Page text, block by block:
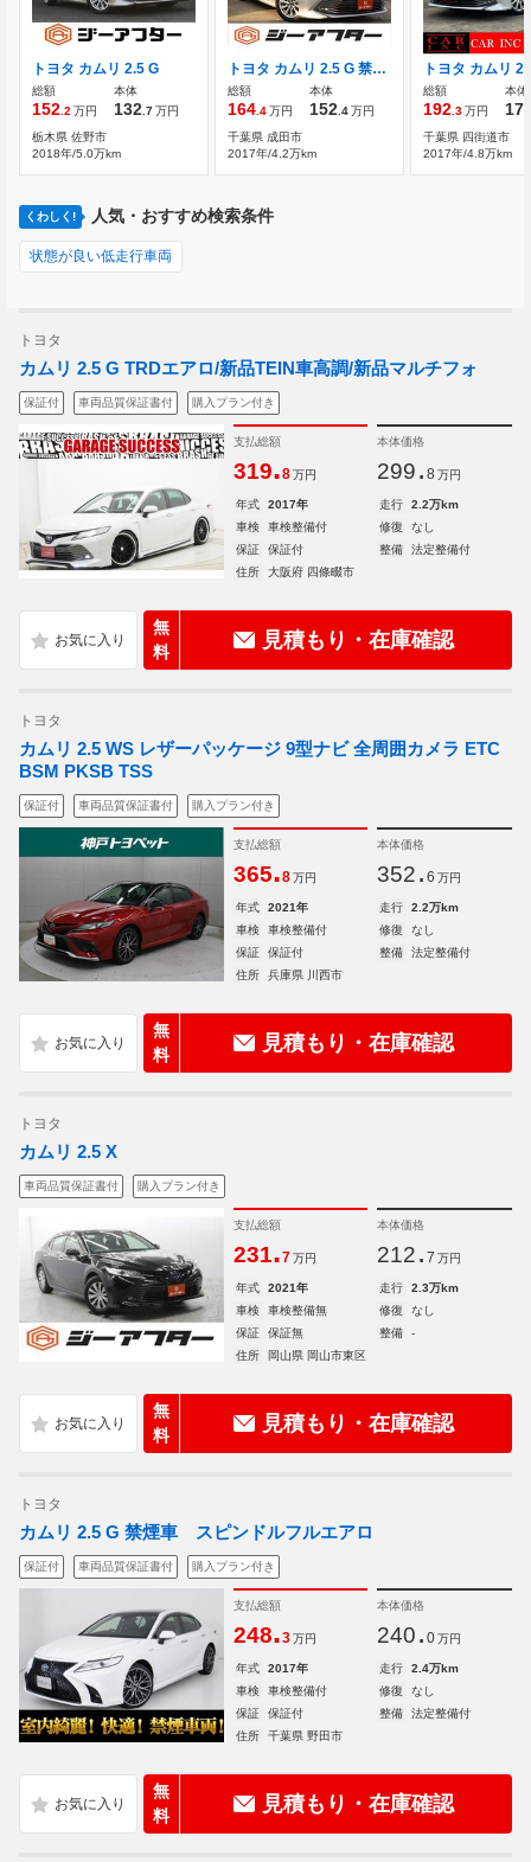
トヨタ カムリ 2.5 G
総額
152.2万円
本体
132.7万円
栃木県 佐野市
2018年/5.0万km
トヨタ カムリ 2.5 G 禁煙車 純正8型ナビ フルセグTV
総額
164.4万円
本体
152.4万円
千葉県 成田市
2017年/4.2万km
総額
192.3万円
本体
千葉県 四街道市
2017年/4.8万km
くわしく! 人気・おすすめ検索条件
状態が良い低走行車両
トヨタ
カムリ 2.5 G TRDエアロ/新品TEIN車高調/新品マルチフォ
保証付 車両品質保証書付 購入プラン付き
支払総額
319.8 万円
本体価格
299. 8 万円
年式 2017年 走行
2.2万km
車検
車検整備付 修復
なし
保証
保証付 整備
法定整備付
住所
大阪府 四條畷市
無
料
見積もり・在庫確認
トヨタ
カムリ 2.5 WS レザーパッケージ 9型ナビ 全周囲カメラ ETC
BSM PKSB TSS
保証付 車両品質保証書付 購入プラン付き
支払総額
365.8 万円
本体価格
352. 6 万円
年式 2021年 走行
2.2万km
車検
車検整備付 修復
なし
保証
保証付 整備
法定整備付
住所
兵庫県 川西市
無
料
見積もり・在庫確認
トヨタ
カムリ 2.5 X
車両品質保証書付 購入プラン付き
支払総額
231.7 万円
本体価格
212. 7 万円
年式 2021年 走行
2.3万km
車検
車検整備無 修復
なし
保証
保証無 整備
-
住所
岡山県 岡山市東区
無
料
見積もり・在庫確認
トヨタ
カムリ 2.5 G 禁煙車 スピンドルフルエアロ
保証付 車両品質保証書付 購入プラン付き
支払総額
248.3 万円
本体価格
240. 0 万円
年式 2017年 走行
2.4万km
車検
車検整備付 修復
なし
保証
保証付 整備
法定整備付
住所
千葉県 野田市
無
料
見積もり・在庫確認